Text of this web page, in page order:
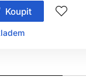
ihned důkladně
Koupit
ㅤ